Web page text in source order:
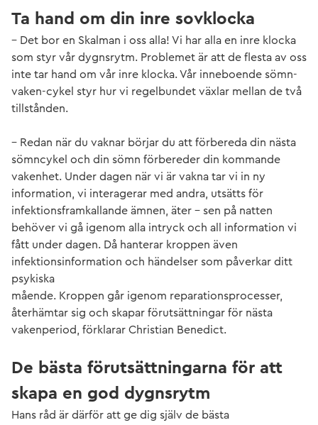
Ta hand om din inre sovklocka
– Det bor en Skalman i oss alla! Vi har alla en inre klocka
som styr vår dygnsrytm. Problemet är att de flesta av oss
inte tar hand om vår inre klocka. Vår inneboende sömn-
vaken-cykel styr hur vi regelbundet växlar mellan de två
tillstånden.
– Redan när du vaknar börjar du att förbereda din nästa
sömncykel och din sömn förbereder din kommande
vakenhet. Under dagen när vi är vakna tar vi in ny
information, vi interagerar med andra, utsätts för
infektionsframkallande ämnen, äter – sen på natten
behöver vi gå igenom alla intryck och all information vi
fått under dagen. Då hanterar kroppen även
infektionsinformation och händelser som påverkar ditt
psykiska
mående. Kroppen går igenom reparationsprocesser,
återhämtar sig och skapar förutsättningar för nästa
vakenperiod, förklarar Christian Benedict.
De bästa förutsättningarna för att
skapa en god dygnsrytm
Hans råd är därför att ge dig själv de bästa